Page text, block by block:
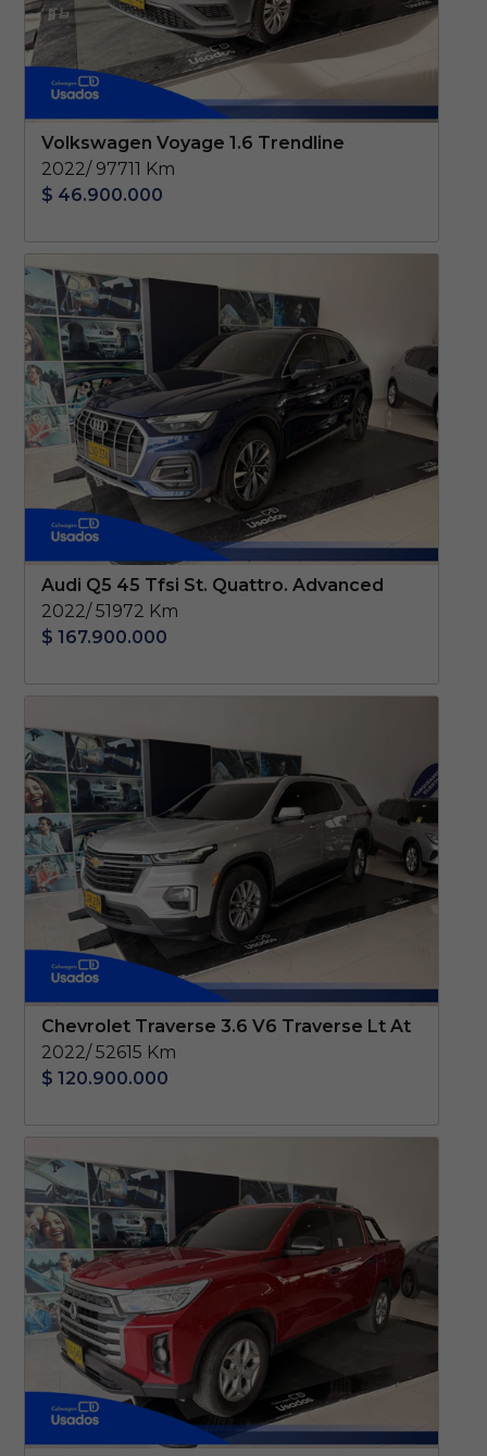
Volkswagen Voyage 1.6 Trendline
2022/ 97711 Km
$ 46.900.000
Audi Q5 45 Tfsi St. Quattro. Advanced
2022/ 51972 Km
$ 167.900.000
Chevrolet Traverse 3.6 V6 Traverse Lt At
2022/ 52615 Km
$ 120.900.000